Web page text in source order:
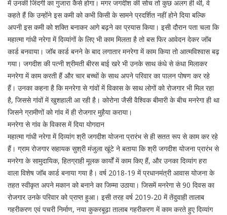
में उनकी जिंदगी का गुजारा कैसे होगा। मगर जगदीश की सोच तो कुछ अलग ही थी, वे
कहते हैं कि उन्होंने इस कमी को कभी किसी के सामने प्रदर्शित नहीं होने दिया बल्कि
अपनी इस कमी को शक्ति बनाकर आगे बढ़ने का प्रयास किया। इसी दौरान पता चला कि
महात्मा गांधी नरेगा में दिव्यांगों के लिए भी काम मिलता है तो बस फिर आवेदन देकर जॉब
कार्ड बनवाया। जॉब कार्ड बनने के बाद लगातार मनरेगा में काम किया तो आत्मविश्वास बढ़
गया। जगदीश की पत्नी श्रीमती बीरस बाई खरे भी उनके साथ कंधे से कंधा मिलाकर
मनरेगा में काम करती हैं और चार बच्चों के साथ अपने परिवार का पालन पोषण कर रहे
हैं। उनका कहना है कि मनरेगा से गांवों में विकास के साथ लोगों को रोजगार भी मिल रहा
है, जिससे गांवों में खुशहाली आ रही है। कोरोना जैसी वैश्विक बीमारी के बीच मनरेगा ही था
जिसने ग्रामीणों को गांव में ही रोजगार मुहैया कराया।
मनरेगा से गांव के विकास में दिया योगदान
महात्मा गांधी नरेगा में दिव्यांग श्री जगदीश योजना प्रारंभ से ही सतत रूप से काम कर रहे
हैं। ग्राम रोजगार सहायक सुश्री मंजुला खूंटे ने बताया कि श्री जगदीश योजना प्रारंभ से
मनरेगा के सामुदायिक, हितग्राही मूलक कार्यों में काम किए हैं, और उनका दिव्यांग हरा
वाला विशेष जॉब कार्ड बनाया गया है। वर्ष 2018-19 में प्रधानमंत्री आवास योजना के
तहत स्वीकृत अपने मकान को बनाने का जिम्मा उठाया। जिसमें मनरेगा से 90 दिवस का
रोजगार उनके परिवार को प्राप्त हुआ। इसी तरह वर्ष 2019-20 में तेंदुवाही तालाब
गहरीकरण एवं पचरी निर्माण, नया कुकरबूढ़ा तालाब गहरीकरण में काम करते हुए दिव्यांग